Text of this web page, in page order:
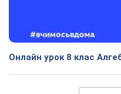
Онлайн урок 8 клас